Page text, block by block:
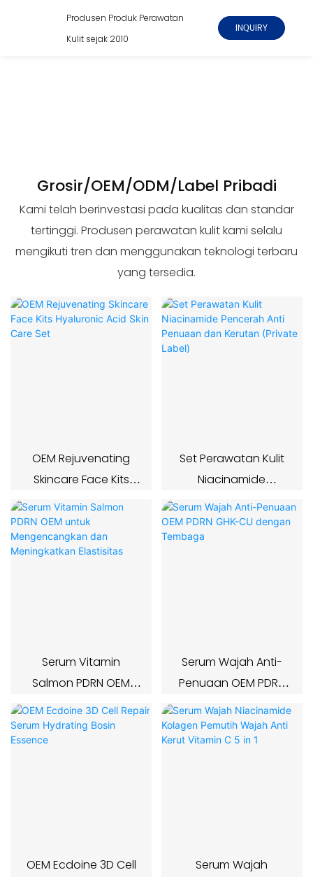
Produsen Produk Perawatan
Kulit sejak 2010
INQUIRY
Grosir/OEM/ODM/Label Pribadi
Kami telah berinvestasi pada kualitas dan standar
tertinggi. Produsen perawatan kulit kami selalu
mengikuti tren dan menggunakan teknologi terbaru
yang tersedia.
OEM Rejuvenating
Skincare Face Kits
Hyaluronic Acid Skin
Care Set
Set Perawatan Kulit
Niacinamide
Pencerah Anti
Penuaan dan Kerutan
(Private Label)
Serum Vitamin
Salmon PDRN OEM
untuk
Mengencangkan dan
Meningkatkan
Serum Wajah Anti-
Penuaan OEM PDRN
GHK-CU dengan
Tembaga
OEM Ecdoine 3D Cell
Serum Wajah